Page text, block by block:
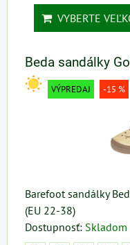
VYBERTE
Beda sandálky
VÝPREDAJ -15 %
Barefoot sandálky
(EU 22-38)
Dostupnosť: Skladom